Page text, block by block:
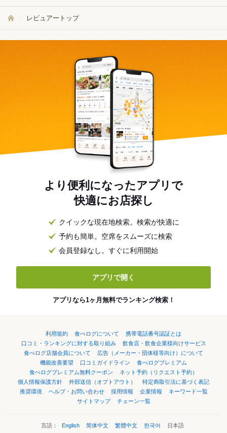
レビュアートップ
より便利になったアプリで
快適にお店探し
クイックな現在地検索。検索が快適に
予約も簡単。空席をスムーズに検索
会員登録なし。すぐに利用開始
アプリで開く
アプリなら1ヶ月無料でランキング検索！
利用規約 食べログについて
携帯電話番号認証とは
口コミ・ランキングに対する取り組み
飲食店・飲食企業様向けサービス
食べログ店舗会員について
広告（メーカー・団体様等向け）について
機能改善要望
口コミガイドライン
食べログプレミアム
食べログプレミアム無料クーポン
ネット予約（リクエスト予約）
個人情報保護方針
外部送信（オプトアウト）
特定商取引法に基づく表記
推奨環境
ヘルプ・お問い合わせ 採用情報 企業情報
キーワード一覧
サイトマップ
チェーン一覧
言語： English 简体中文 繁體中文 한국어 日本語